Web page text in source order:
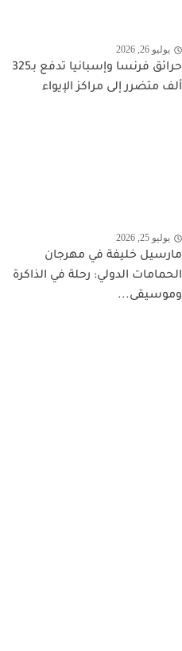
يوليو 26, 2026
حرائق فرنسا وإسبانيا تدفع بـ325
ألف متضرر إلى مراكز الإيواء
يوليو 25, 2026
مارسيل خليفة في مهرجان
الحمامات الدولي: رحلة في الذاكرة
وموسيقى...